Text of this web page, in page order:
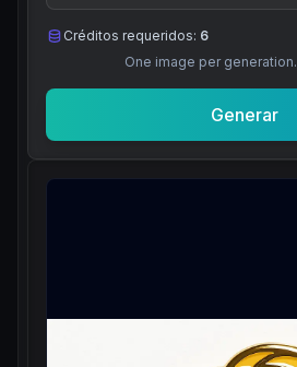
Créditos requeridos: 6
One image per generation.
Generar